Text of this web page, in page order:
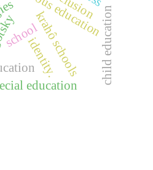
krahô schools
identity.
school child education
education